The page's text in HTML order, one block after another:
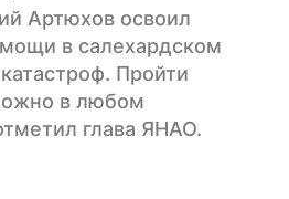
Артюхов освоил
в салехардском
Пройти
в любом
глава ЯНАО.